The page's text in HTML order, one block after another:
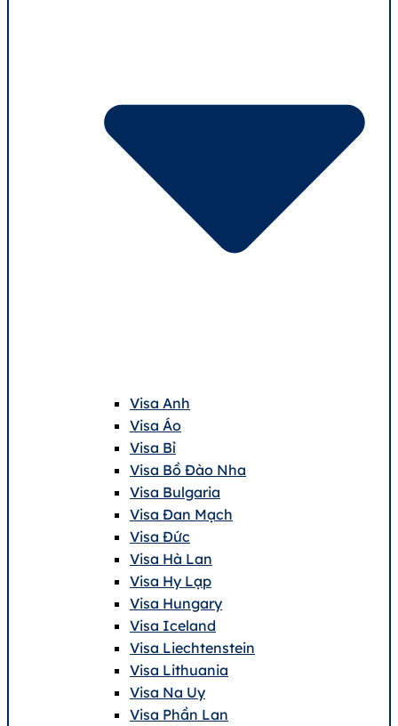
Visa Anh
Visa Áo
Visa Bỉ
Visa Bồ Đào Nha
Visa Bulgaria
Visa Đan Mạch
Visa Đức
Visa Hà Lan
Visa Hy Lạp
Visa Hungary
Visa Iceland
Visa Liechtenstein
Visa Lithuania
Visa Na Uy
Visa Phần Lan